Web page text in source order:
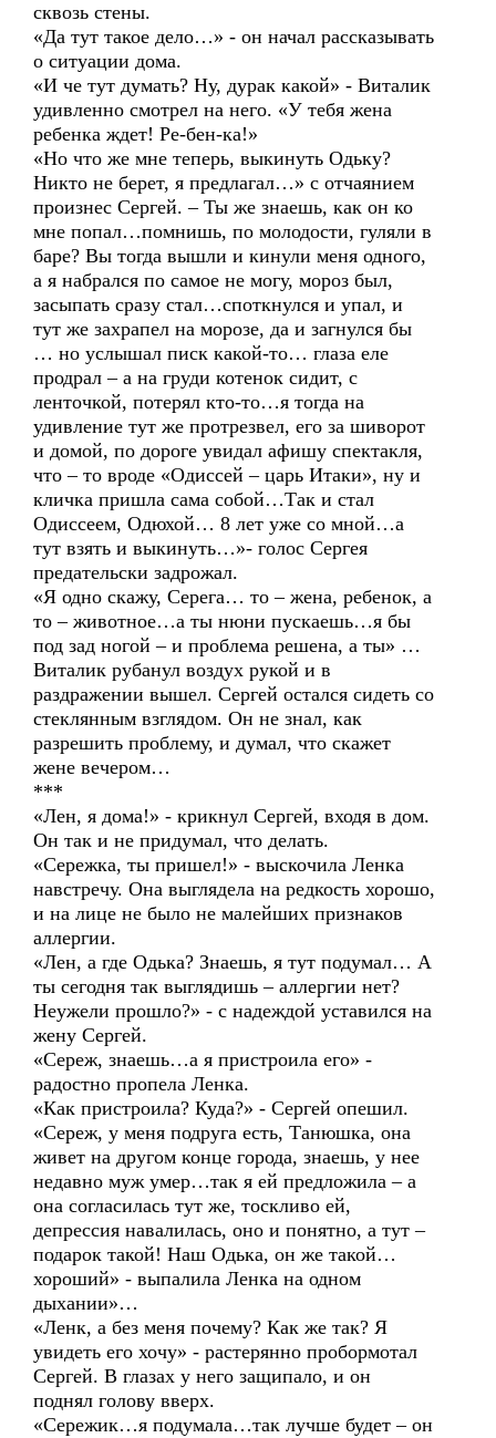
сквозь стены.
«Да тут такое дело…» - он начал рассказывать
о ситуации дома.
«И че тут думать? Ну, дурак какой» - Виталик
удивленно смотрел на него. «У тебя жена
ребенка ждет! Ре-бен-ка!»
«Но что же мне теперь, выкинуть Одьку?
Никто не берет, я предлагал…» с отчаянием
произнес Сергей. – Ты же знаешь, как он ко
мне попал…помнишь, по молодости, гуляли в
баре? Вы тогда вышли и кинули меня одного,
а я набрался по самое не могу, мороз был,
засыпать сразу стал…споткнулся и упал, и
тут же захрапел на морозе, да и загнулся бы
… но услышал писк какой-то… глаза еле
продрал – а на груди котенок сидит, с
ленточкой, потерял кто-то…я тогда на
удивление тут же протрезвел, его за шиворот
и домой, по дороге увидал афишу спектакля,
что – то вроде «Одиссей – царь Итаки», ну и
кличка пришла сама собой…Так и стал
Одиссеем, Одюхой… 8 лет уже со мной…а
тут взять и выкинуть…»- голос Сергея
предательски задрожал.
«Я одно скажу, Серега… то – жена, ребенок, а
то – животное…а ты нюни пускаешь…я бы
под зад ногой – и проблема решена, а ты» …
Виталик рубанул воздух рукой и в
раздражении вышел. Сергей остался сидеть со
стеклянным взглядом. Он не знал, как
разрешить проблему, и думал, что скажет
жене вечером…
***
«Лен, я дома!» - крикнул Сергей, входя в дом.
Он так и не придумал, что делать.
«Сережка, ты пришел!» - выскочила Ленка
навстречу. Она выглядела на редкость хорошо,
и на лице не было не малейших признаков
аллергии.
«Лен, а где Одька? Знаешь, я тут подумал… А
ты сегодня так выглядишь – аллергии нет?
Неужели прошло?» - с надеждой уставился на
жену Сергей.
«Сереж, знаешь…а я пристроила его» -
радостно пропела Ленка.
«Как пристроила? Куда?» - Сергей опешил.
«Сереж, у меня подруга есть, Танюшка, она
живет на другом конце города, знаешь, у нее
недавно муж умер…так я ей предложила – а
она согласилась тут же, тоскливо ей,
депрессия навалилась, оно и понятно, а тут –
подарок такой! Наш Одька, он же такой…
хороший» - выпалила Ленка на одном
дыхании»…
«Ленк, а без меня почему? Как же так? Я
увидеть его хочу» - растерянно пробормотал
Сергей. В глазах у него защипало, и он
поднял голову вверх.
«Сережик…я подумала…так лучше будет – он